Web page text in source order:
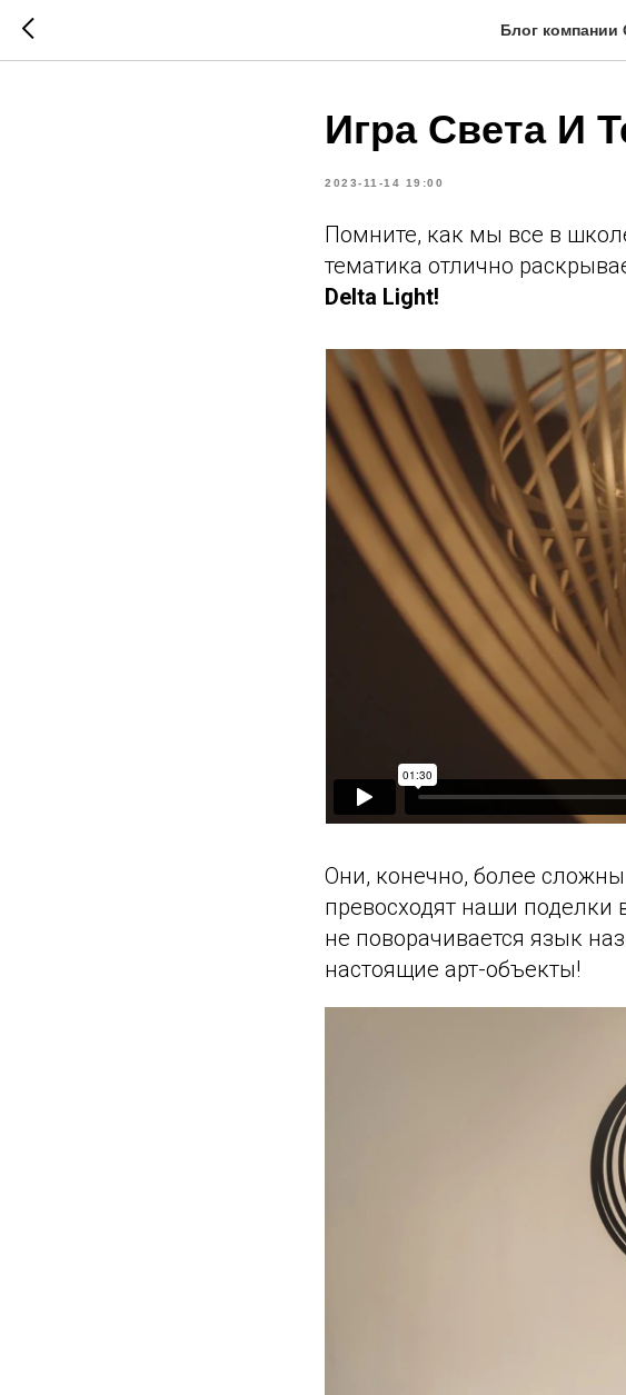
Блог компании
Игра Света И
2023-11-14 19:00
Помните, как мы все в
тематика отлично
Delta Light!
Они, конечно, более
превосходят наши поделки
не поворачивается язык
настоящие арт-объекты!